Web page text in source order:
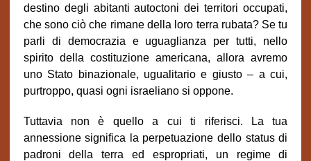
destino degli abitanti autoctoni dei territori occupati,
che sono ciò che rimane della loro terra rubata? Se tu
parli di democrazia e uguaglianza per tutti, nello
spirito della costituzione americana, allora avremo
uno Stato binazionale, ugualitario e giusto – a cui,
purtroppo, quasi ogni israeliano si oppone.
Tuttavia non è quello a cui ti riferisci. La tua
annessione significa la perpetuazione dello status di
padroni della terra ed espropriati, un regime di